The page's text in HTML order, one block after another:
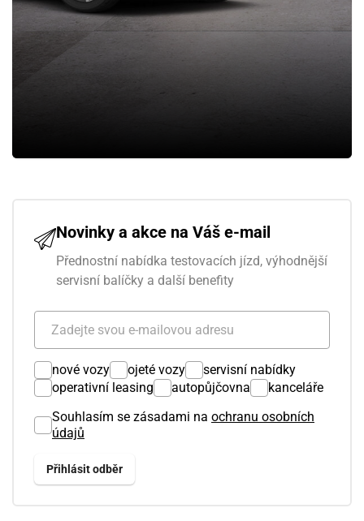
Novinky a akce na Váš e-mail
Přednostní nabídka testovacích jízd, výhodnější
servisní balíčky a další benefity
nové vozy ojeté vozy
servisní nabídky
operativní leasing
autopůjčovna
kanceláře
Souhlasím se zásadami na ochranu osobních
údajů